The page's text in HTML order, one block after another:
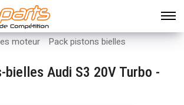
moteur Pack pistons bielles
bielles Audi S3 20V Turbo -